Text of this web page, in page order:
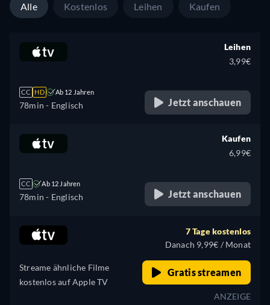
Alle Kostenlos Leihen Kaufen
CC HD Ab 12 Jahren
78min - Englisch
Leihen
3,99€
Jetzt anschauen
CC Ab 12 Jahren
78min - Englisch
Kaufen
6,99€
Jetzt anschauen
Streame ähnliche Filme
kostenlos auf Apple TV
7 Tage kostenlos
Danach 9,99€ / Monat
Gratis streamen
ANZEIGE